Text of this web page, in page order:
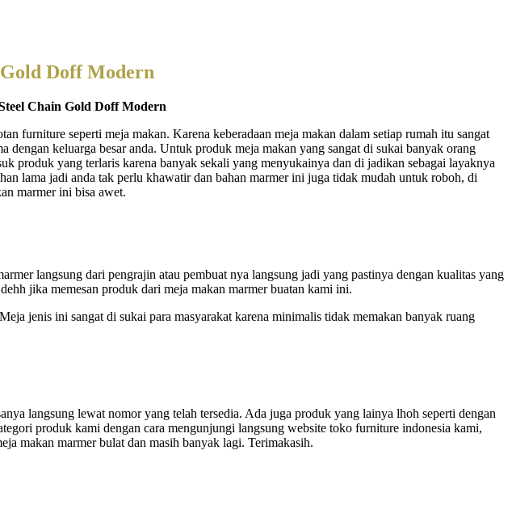
Doff Modern
Chain Gold Doff Modern
furniture seperti meja makan. Karena keberadaan meja makan dalam setiap rumah itu sangat
dengan keluarga besar anda. Untuk produk meja makan yang sangat di sukai banyak orang
produk yang terlaris karena banyak sekali yang menyukainya dan di jadikan sebagai layaknya
lama jadi anda tak perlu khawatir dan bahan marmer ini juga tidak mudah untuk roboh, di
marmer ini bisa awet.
langsung dari pengrajin atau pembuat nya langsung jadi yang pastinya dengan kualitas yang
jika memesan produk dari meja makan marmer buatan kami ini.
jenis ini sangat di sukai para masyarakat karena minimalis tidak memakan banyak ruang
langsung lewat nomor yang telah tersedia. Ada juga produk yang lainya lhoh seperti dengan
produk kami dengan cara mengunjungi langsung website toko furniture indonesia kami,
makan marmer bulat dan masih banyak lagi. Terimakasih.